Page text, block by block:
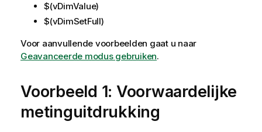
$(vDimValue)
$(vDimSetFull)
Voor aanvullende voorbeelden gaat u naar
Geavanceerde modus gebruiken.
Voorbeeld 1: Voorwaardelijke
metinguitdrukking